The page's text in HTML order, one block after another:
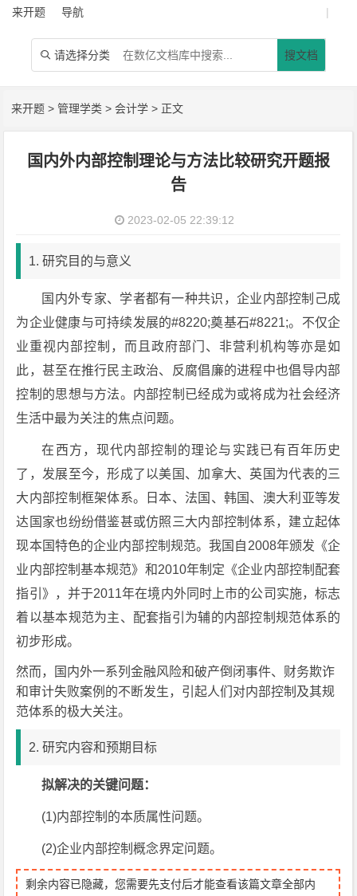
来开题 导航 |
 请选择分类 搜文档
来开题 >管理学类 >会计学 > 正文
国内外内部控制理论与方法比较研究开题报
告
2023-02-05 22:39:12
1. 研究目的与意义
国内外专家、学者都有一种共识，企业内部控制己成
为企业健康与可持续发展的#8220;奠基石#8221;。不仅企
业重视内部控制，而且政府部门、非营利机构等亦是如
此，甚至在推行民主政治、反腐倡廉的进程中也倡导内部
控制的思想与方法。内部控制已经成为或将成为社会经济
生活中最为关注的焦点问题。
在西方，现代内部控制的理论与实践已有百年历史
了，发展至今，形成了以美国、加拿大、英国为代表的三
大内部控制框架体系。日本、法国、韩国、澳大利亚等发
达国家也纷纷借鉴甚或仿照三大内部控制体系，建立起体
现本国特色的企业内部控制规范。我国自2008年颁发《企
业内部控制基本规范》和2010年制定《企业内部控制配套
指引》，并于2011年在境内外同时上市的公司实施，标志
着以基本规范为主、配套指引为辅的内部控制规范体系的
初步形成。
然而，国内外一系列金融风险和破产倒闭事件、财务欺诈
和审计失败案例的不断发生，引起人们对内部控制及其规
范体系的极大关注。
2. 研究内容和预期目标
拟解决的关键问题：
(1)内部控制的本质属性问题。
(2)企业内部控制概念界定问题。
剩余内容已隐藏，您需要先支付后才能查看该篇文章全部内